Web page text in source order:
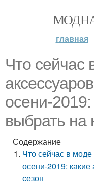
главная
Что сейчас
осени-
выбрать на
Содержание
Что сейчас в
осени-2019:
сезон